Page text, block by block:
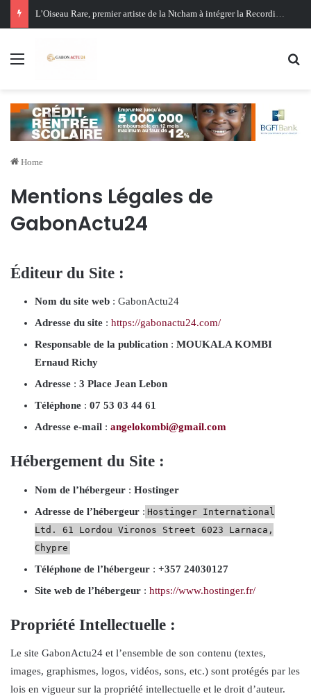
Menu
Home
Mentions Légales de
GabonActu24
Éditeur du Site :
Nom du site web : GabonActu24
Adresse du site : https://gabonactu24.com/
Responsable de la publication : MOUKALA KOMBI
Ernaud Richy
Adresse : 3 Place Jean Lebon
Téléphone : 07 53 03 44 61
Adresse e-mail : angelokombi@gmail.com
Hébergement du Site :
Nom de l’hébergeur : Hostinger
Adresse de l’hébergeur : Hostinger International
Ltd. 61 Lordou Vironos Street 6023 Larnaca,
Chypre
Téléphone de l’hébergeur : +357 24030127
Site web de l’hébergeur : https://www.hostinger.fr/
Propriété Intellectuelle :
Le site GabonActu24 et l’ensemble de son contenu (textes,
images, graphismes, logos, vidéos, sons, etc.) sont protégés par les
lois en vigueur sur la propriété intellectuelle et le droit d’auteur.